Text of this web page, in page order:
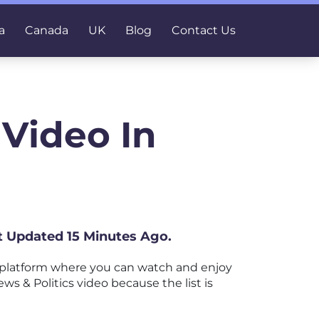
Canada UK Blog Contact Us
In
Updated 15 Minutes Ago.
where you can watch and enjoy
& Politics video because the list is